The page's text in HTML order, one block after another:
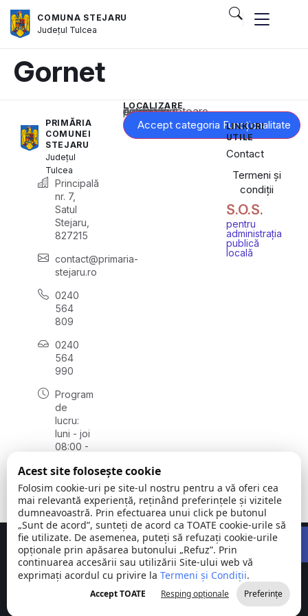
COMUNA STEJARU
Județul Tulcea
Gornet
PRIMĂRIA
COMUNEI
STEJARU
Județul
Tulcea
Principală
nr. 7,
Satul
Stejaru,
827215
contact@primaria-
stejaru.ro
0240
564
809
0240
564
990
Program
de
lucru:
luni - joi
08:00 -
vineri
08:00 -
14:00
LOCALIZARE
Acest conținut este blocat până când acceptați categoria corespunzătoare de cookie-uri.
Accept categoria Funcționalitate
LINKURI
UTILE
Contact
Termeni și
condiții
S.O.S.
pentru
administrația
publică
locală
Comuna
Stejaru |
județul Tulcea
©
2026
Toate
drepturile
rezervate
Concept realizat deBig Media Relații Publice SRL
Acest site folosește cookie
Folosim cookie-uri pe site-ul nostru pentru a vă oferi cea
mai relevantă experiență, reținând preferințele și vizitele
dumneavoastră. Prin efectuarea unui click pe butonul
„Sunt de acord”, sunteți de acord ca TOATE cookie-urile să
fie utilizate. De asemenea, puteți să refuzați cookie-urile
opționale prin apăsarea butonului „Refuz”. Prin
continuarea accesării sau utilizării Site-ului web vă
exprimați acordul cu privire la Termeni și Condiții.
Accept TOATE Resping opționale Preferințe